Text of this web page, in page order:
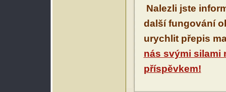
Nalezli jste
další fungování
urychlit přepis
nás svými silami
příspěvkem!